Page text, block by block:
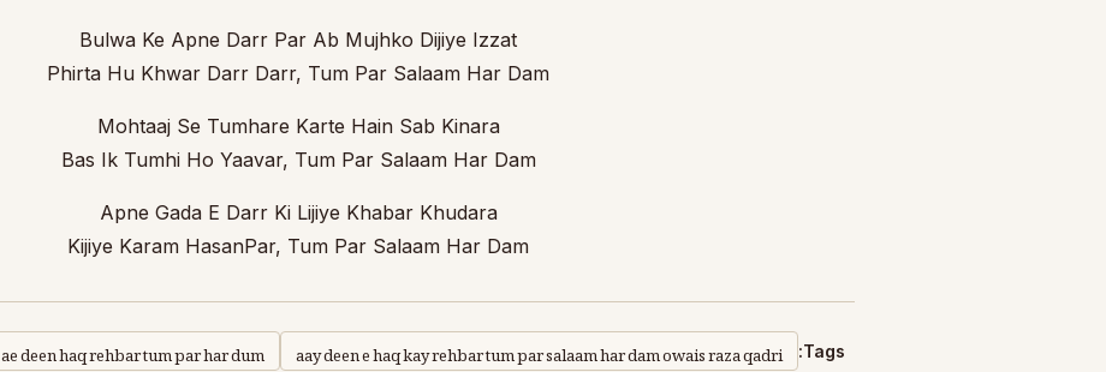
Bulwa Ke Apne Darr Par Ab Mujhko Dijiye Izzat
Phirta Hu Khwar Darr Darr, Tum Par Salaam Har Dam
Mohtaaj Se Tumhare Karte Hain Sab Kinara
Bas Ik Tumhi Ho Yaavar, Tum Par Salaam Har Dam
Apne Gada E Darr Ki Lijiye Khabar Khudara
Kijiye Karam HasanPar, Tum Par Salaam Har Dam
Tags:
aay deen e haq kay rehbar tum par salaam har dam owais raza qadri
ae deen haq rehbar tum par har dum